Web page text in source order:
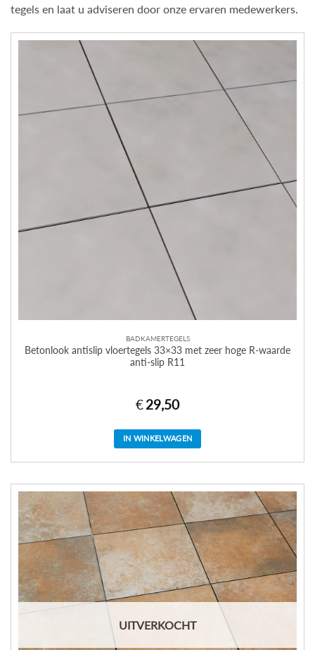
tegels en laat u adviseren door onze ervaren medewerkers.
BADKAMERTEGELS
Betonlook antislip vloertegels 33×33 met zeer hoge R-waarde
anti-slip R11
€29,50
IN WINKELWAGEN
UITVERKOCHT